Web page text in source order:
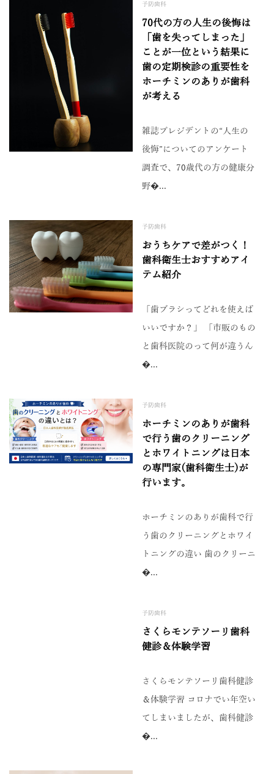
予防歯科
70代の方の人生の後悔は
「歯を失ってしまった」
ことが一位という結果に
歯の定期検診の重要性を
ホーチミンのありが歯科
が考える
雑誌プレジデントの“人生の
後悔”についてのアンケート
調査で、70歳代の方の健康分
野�...
予防歯科
おうちケアで差がつく！
歯科衛生士おすすめアイ
テム紹介
「歯ブラシってどれを使えば
いいですか？」 「市販のもの
と歯科医院のって何が違うん
�...
予防歯科
ホーチミンのありが歯科
で行う歯のクリーニング
とホワイトニングは日本
の専門家(歯科衛生士)が
行います。
ホーチミンのありが歯科で行
う歯のクリーニングとホワイ
トニングの違い 歯のクリーニ
�...
予防歯科
さくらモンテソーリ歯科
健診＆体験学習
さくらモンテソーリ歯科健診
＆体験学習 コロナでい年空い
てしまいましたが、歯科健診
�...